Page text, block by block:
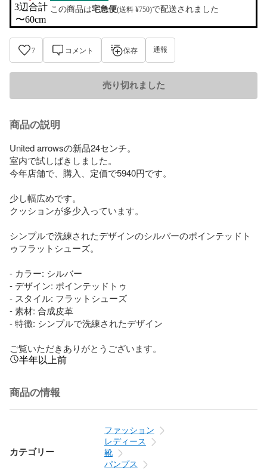
3辺合計
〜60cm
この商品は宅急便(送料 ¥750)で配送されました
7 コメント 保存 通報
売り切れました
商品の説明
United arrowsの新品24センチ。
室内で試しばきしました。
今年店舗で、購入、定価で5940円です。
少し幅広めです。
クッションが多少入っています。
シンプルで洗練されたデザインのシルバーのポインテッドト
ゥフラットシューズ。
- カラー: シルバー
- デザイン: ポインテッドトゥ
- スタイル: フラットシューズ
- 素材: 合成皮革
- 特徴: シンプルで洗練されたデザイン
ご覧いただきありがとうございます。
半年以上前
商品の情報
カテゴリー
ファッション
レディース
靴
パンプス